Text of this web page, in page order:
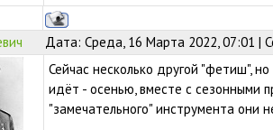
Дата: Среда, 16 Марта 2022, 07:01 |
Сейчас несколько другой "фетиш",
идёт - осенью, вместе с сезонными
"замечательного" инструмента они